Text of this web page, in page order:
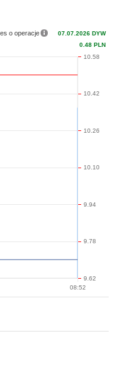
o operacje
07.07.2026 DYW
0.48 PLN
08:52
9.62
9.78
9.94
10.10
10.26
10.42
10.58